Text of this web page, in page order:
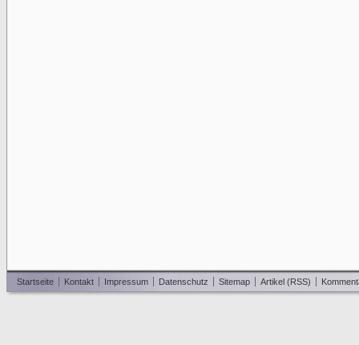
Startseite Kontakt Impressum Datenschutz Sitemap Artikel (RSS)